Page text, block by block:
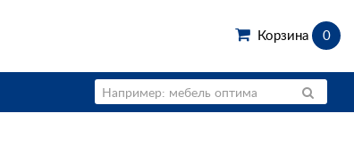
Корзина 0